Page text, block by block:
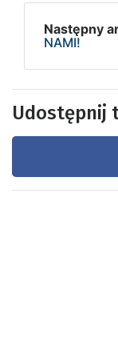
Następny
NAMI!
Udostępnij